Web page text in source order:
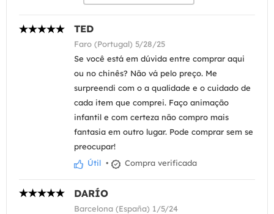
TED
Faro (Portugal) 5/28/25
Se você está em dúvida entre comprar aqui
ou no chinês? Não vá pelo preço. Me
surpreendi com o a qualidade e o cuidado de
cada item que comprei. Faço animação
infantil e com certeza não compro mais
fantasia em outro lugar. Pode comprar sem se
preocupar!
Útil • Compra verificada
DARÍO
Barcelona (España) 1/5/24